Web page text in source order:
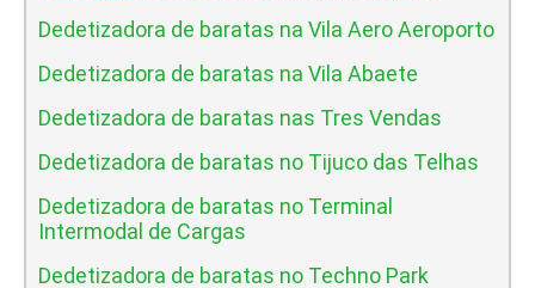
Dedetizadora de baratas na Vila Aero Aeroporto
Dedetizadora de baratas na Vila Abaete
Dedetizadora de baratas nas Tres Vendas
Dedetizadora de baratas no Tijuco das Telhas
Dedetizadora de baratas no Terminal
Intermodal de Cargas
Dedetizadora de baratas no Techno Park